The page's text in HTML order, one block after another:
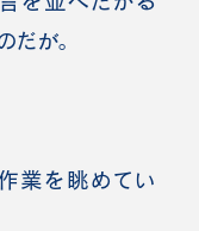
だが。
業を眺めてい